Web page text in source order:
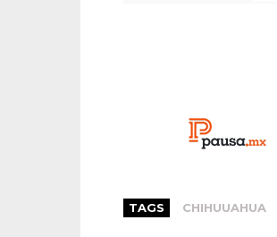
TAGS CHIHUUAHUA